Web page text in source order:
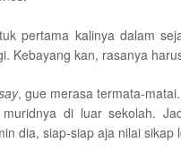
pertama kalinya dalam
Kebayang kan, rasanya
, gue merasa termata-
muridnya di luar sekolah.
dia, siap-siap aja nilai sikap